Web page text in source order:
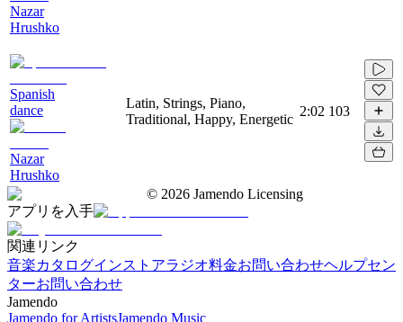
Nazar
Hrushko
Spanish
dance
Nazar
Hrushko
Latin, Strings, Piano,
Traditional, Happy, Energetic
2:02 103
© 2026 Jamendo Licensing
アプリを入手
関連リンク
音楽カタログインストアラジオ料金お問い合わせヘルプセン
ターお問い合わせ
Jamendo
Jamendo for ArtistsJamendo Music